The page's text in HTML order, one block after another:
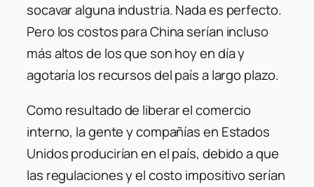
socavar alguna industria. Nada es perfecto.
Pero los costos para China serían incluso
más altos de los que son hoy en día y
agotaría los recursos del país a largo plazo.
Como resultado de liberar el comercio
interno, la gente y compañías en Estados
Unidos producirían en el país, debido a que
las regulaciones y el costo impositivo serían